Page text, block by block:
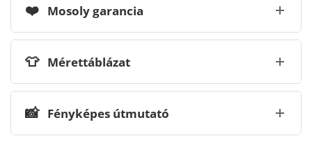
❤️ Mosoly garancia
👕 Mérettáblázat
📸 Fényképes útmutató